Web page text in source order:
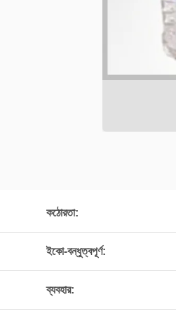
কঠোরতা:
ইকো-বন্ধুত্বপূর্ণ:
ব্যবহার: